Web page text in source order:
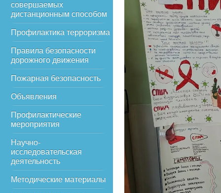
совершаемых
дистанционным способом
Профилактика терроризма
Правила безопасности
дорожного движения
Пожарная безопасность
Объявления
Профилактические
мероприятия
Научно-
исследовательская
деятельность
Методические материалы